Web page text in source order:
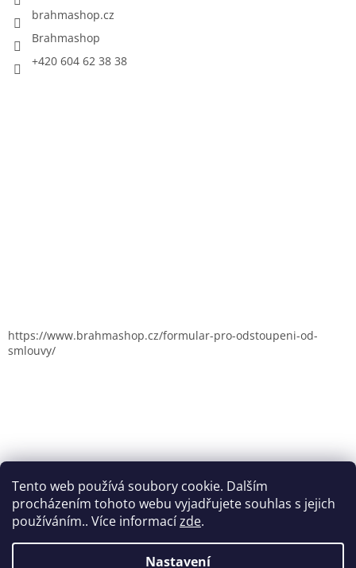
Tento web používá soubory cookie. Dalším
procházením tohoto webu vyjadřujete souhlas s jejich
používáním.. Více informacízde.
Nastavení
brahmashop.cz
Brahmashop
+420 604 62 38 38
https://www.brahmashop.cz/formular-pro-odstoupeni-od-
smlouvy/
Vytvořil Shoptet